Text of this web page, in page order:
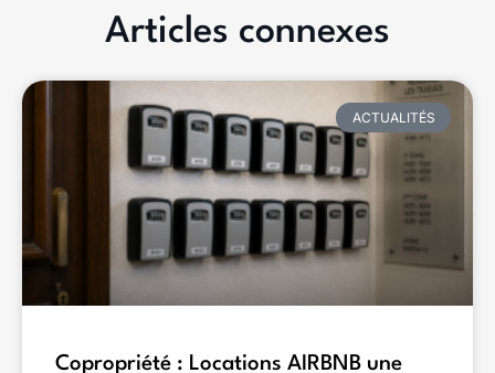
Articles connexes
ACTUALITÉS
Copropriété : Locations AIRBNB une